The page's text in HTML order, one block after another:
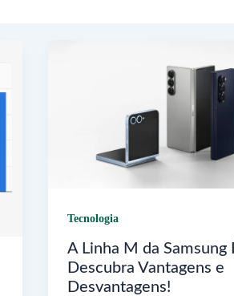
Tecnologia
A Linha M da Samsung
Descubra Vantagens e
Desvantagens!